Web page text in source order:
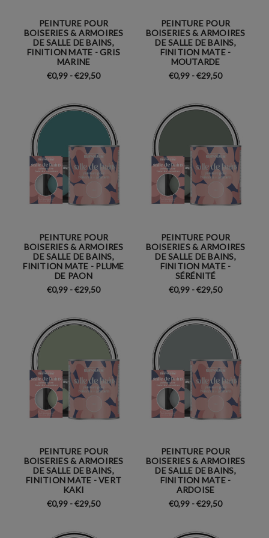
PEINTURE POUR
BOISERIES & ARMOIRES
DE SALLE DE BAINS,
FINITION MATE - GRIS
MARINE
€0,99 - €29,50
PEINTURE POUR
BOISERIES & ARMOIRES
DE SALLE DE BAINS,
FINITION MATE -
MOUTARDE
€0,99 - €29,50
PEINTURE POUR
BOISERIES & ARMOIRES
DE SALLE DE BAINS,
FINITION MATE - PLUME
DE PAON
€0,99 - €29,50
PEINTURE POUR
BOISERIES & ARMOIRES
DE SALLE DE BAINS,
FINITION MATE -
SÉRÉNITÉ
€0,99 - €29,50
PEINTURE POUR
BOISERIES & ARMOIRES
DE SALLE DE BAINS,
FINITION MATE - VERT
KAKI
€0,99 - €29,50
PEINTURE POUR
BOISERIES & ARMOIRES
DE SALLE DE BAINS,
FINITION MATE -
ARDOISE
€0,99 - €29,50